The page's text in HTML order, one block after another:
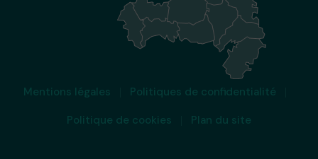
Mentions légales
Politiques de confidentialité
Politique de cookies
Plan du site